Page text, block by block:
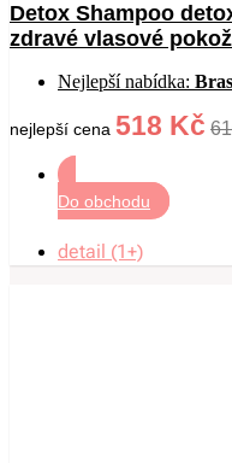
Detox Shampoo
zdravé vlasové
Nejlepší nabídka:
nejlepší cena 518 Kč
Do obchodu
detail (1+)